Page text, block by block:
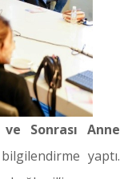
Sonrası Anne
yaptı.